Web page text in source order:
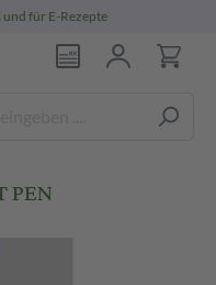
und für E-Rezepte
PEN